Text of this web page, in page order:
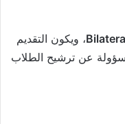
، ويكون التقديم
عن ترشيح الطلاب